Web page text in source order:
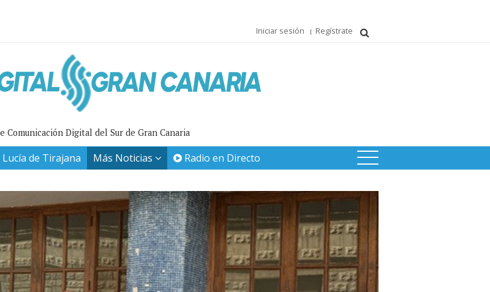
Iniciar sesión Regístrate
Comunicación Digital del Sur de Gran Canaria
Lucía de Tirajana Más Noticias Radio en Directo